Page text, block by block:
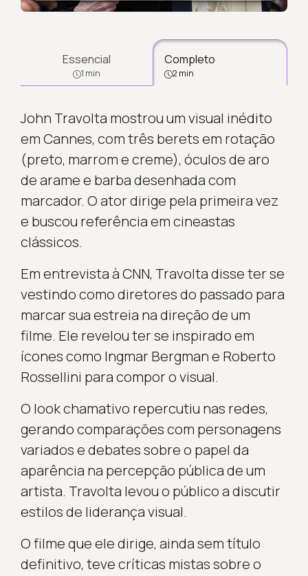
Essencial
1 min
Completo
2 min
John Travolta mostrou um visual inédito
em Cannes, com três berets em rotação
(preto, marrom e creme), óculos de aro
de arame e barba desenhada com
marcador. O ator dirige pela primeira vez
e buscou referência em cineastas
clássicos.
Em entrevista à CNN, Travolta disse ter se
vestindo como diretores do passado para
marcar sua estreia na direção de um
filme. Ele revelou ter se inspirado em
ícones como Ingmar Bergman e Roberto
Rossellini para compor o visual.
O look chamativo repercutiu nas redes,
gerando comparações com personagens
variados e debates sobre o papel da
aparência na percepção pública de um
artista. Travolta levou o público a discutir
estilos de liderança visual.
O filme que ele dirige, ainda sem título
definitivo, teve críticas mistas sobre o